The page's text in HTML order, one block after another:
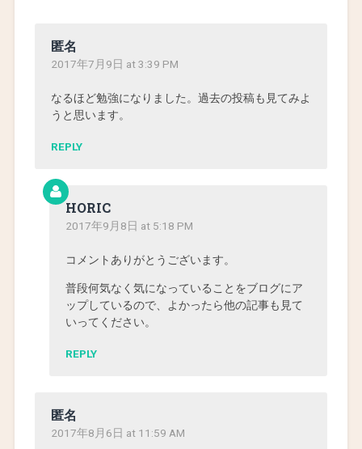
匿名
2017年7月9日 at 3:39 PM
なるほど勉強になりました。過去の投稿も見てみよ
うと思います。
REPLY
HORIC
2017年9月8日 at 5:18 PM
コメントありがとうございます。
普段何気なく気になっていることをブログにア
ップしているので、よかったら他の記事も見て
いってください。
REPLY
匿名
2017年8月6日 at 11:59 AM